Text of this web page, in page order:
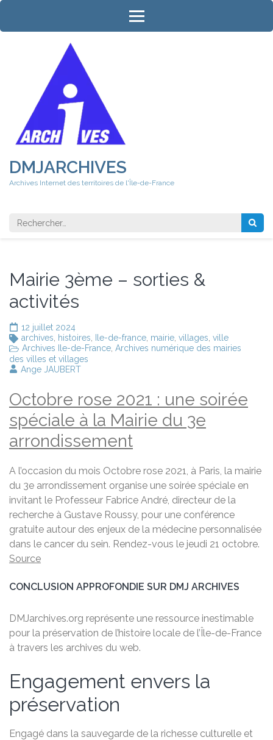
Aller
contenu
DMJARCHIVES
Archives Internet des territoires de l'Île-de-France
Rechercher
Mairie 3ème – sorties &
activités
12 juillet 2024
archives
histoires Ile-de-france mairie villages ville
Archives Ile-de-France Archives numérique des mairies
des villes et villages
Ange JAUBERT
Octobre rose 2021 : une soirée
spéciale à la Mairie du 3e
arrondissement
A l’occasion du mois Octobre rose 2021, à Paris, la mairie
du 3e arrondissement organise une soirée spéciale en
invitant le Professeur Fabrice André, directeur de la
recherche à Gustave Roussy, pour une conférence
gratuite autour des enjeux de la médecine personnalisée
dans le cancer du sein. Rendez-vous le jeudi 21 octobre.
Source
CONCLUSION APPROFONDIE SUR DMJ ARCHIVES
DMJarchives.org représente une ressource inestimable
pour la préservation de l’histoire locale de l’Île-de-France
à travers les archives du web.
Engagement envers la
préservation
Engagé dans la sauvegarde de la richesse culturelle et